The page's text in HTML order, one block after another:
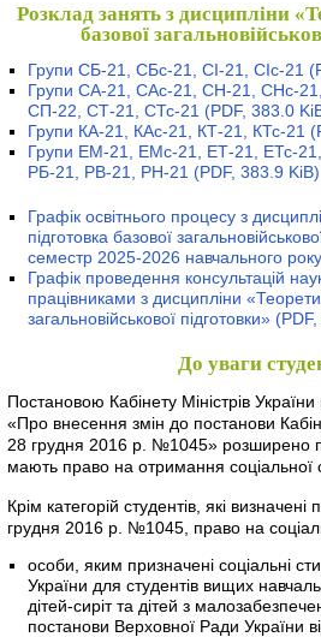
Розклад занять з дисципліни
базової
Групи СБ-21, СБс-21, СІ-21, СІс-21
Групи СА-21, САс-21, СН-21, СНс-
СП-22, СТ-21, СТс-21 (PDF, 383.0
Групи КА-21, КАс-21, КТ-21, КТс-21
Групи ЕМ-21, ЕМс-21, ЕТ-21, ЕТс-
РБ-21, РВ-21, РН-21 (PDF, 383.9 KiB)
Графік освітнього процесу з
підготовка базової
семестр 2025-2026 навчального року
Графік проведення консультацій
працівниками з дисципліни
загальновійськової підготовки»
До уваги
Постановою Кабінету Міністрів
«Про внесення змін до постанови
28 грудня 2016 р. №1045» розширено
мають право на отримання соціальної
Крім категорій студентів, які
грудня 2016 р. №1045, право на
особи, яким призначені соціальні
України для студентів вищих
дітей-сиріт та дітей з
постанови Верховної Ради України